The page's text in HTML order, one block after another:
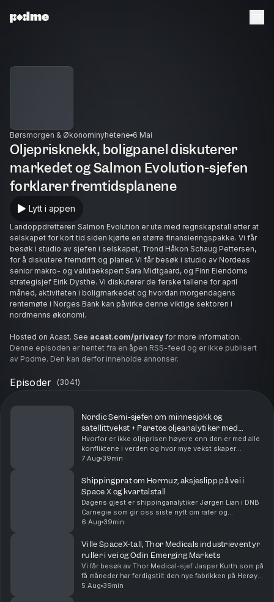
Børsmorgen & Økonominyhetene 6 Mai
Oljeprisknekk, boligpanel diskuterer
markedet og Salmon Evolution-sjefen
forklarer fremtidsplanene
Lytt i appen
Landoppdretteren Salmon Evolution er ute med regnskapstall etter at
selskapet for kort tid siden kjørte en større finansieringspakke. Vi får
besøk i studio av sjefen i selskapet, Trond Håkon Schaug Pettersen,
for å diskutere fremdrift og planer. VI får besøk i studio av Nordeas
senior makro- og valutaekspert Sara Midtgaard, og Finn Eiendoms
strategisjef Eirik Dysthe. Vi diskuterer de ferske tallene for april
måned, aktiviteten i boligmarkedet og hvordan morgendagens
rentemøte i Norges Bank kan påvirke denne viktige sektoren i
nordmenns økonomi.
Hosted on Acast. See acast.com/privacy for more information.
Denne episoden er hentet fra en åpen RSS-feed og er ikke publisert
av Podme. Den kan derfor inneholde annonser.
Episoder (3041)
Nordic Semi-sjefen om minnesjokk og
satellittvekst + Paretos oljeanalytiker med
Hormuz-rapport
Hvorfor er ikke oljeprisen høyere enn den er med alle
konfliktene i verden og hvor mye vekst skaper
satellittsatsingen som skjer i teknologibransjen? Vi
7 Aug 39min
Shippingprat om Hormuz, aksjeslipp på vei i
Space X og kvartalstall
Dagens gjest er shippinganalytiker Jørgen Lian i DNB
Carnegie som gir oss siste nytt om rater og
situasjonen i Hormuzstredet. Vi sparker i gang
Nor...
6 Aug 39min
Ville SpaceX-tall, Thor Medicals industrieventyr
ruller i vei og Odin Emerging Markets
Vi får besøk av Thor Medical-sjef Jasper Kurth som på
få måneder har ferdigstilt den nye fabrikken på Herøya
og levert første kundeordre. Odin-forvalter Dan Erik
5 Aug 39min